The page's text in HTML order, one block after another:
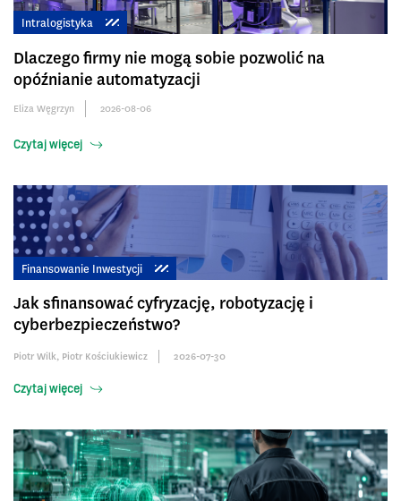
Intralogistyka
Dlaczego firmy nie mogą sobie pozwolić na
opóźnianie automatyzacji
Eliza Węgrzyn 2026-08-06
Czytaj więcej
Finansowanie Inwestycji
Jak sfinansować cyfryzację, robotyzację i
cyberbezpieczeństwo?
Piotr Wilk, Piotr Kościukiewicz 2026-07-30
Czytaj więcej